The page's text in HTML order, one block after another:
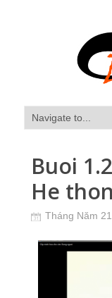
Buoi
He
Tháng Năm